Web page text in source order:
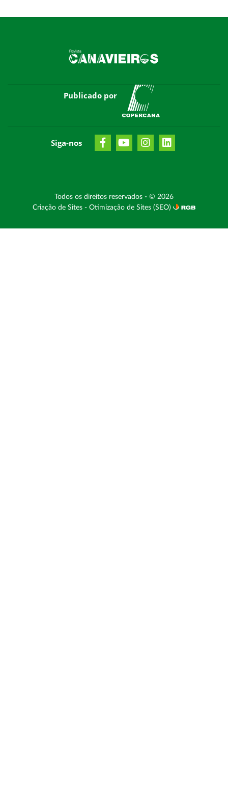
Publicado por
Siga-nos
Todos os direitos reservados - © 2026
Criação de Sites - Otimização de Sites (SEO)